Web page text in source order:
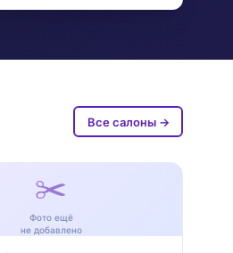
Все салоны →
✂️
Фото ещё
не добавлено